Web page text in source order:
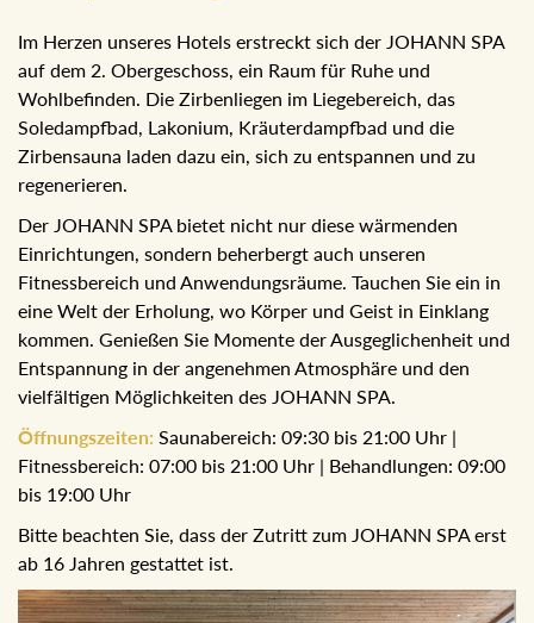
Im Herzen unseres Hotels erstreckt sich der JOHANN SPA
auf dem 2. Obergeschoss, ein Raum für Ruhe und
Wohlbefinden. Die Zirbenliegen im Liegebereich, das
Soledampfbad, Lakonium, Kräuterdampfbad und die
Zirbensauna laden dazu ein, sich zu entspannen und zu
regenerieren.
Der JOHANN SPA bietet nicht nur diese wärmenden
Einrichtungen, sondern beherbergt auch unseren
Fitnessbereich und Anwendungsräume. Tauchen Sie ein in
eine Welt der Erholung, wo Körper und Geist in Einklang
kommen. Genießen Sie Momente der Ausgeglichenheit und
Entspannung in der angenehmen Atmosphäre und den
vielfältigen Möglichkeiten des JOHANN SPA.
Öffnungszeiten: Saunabereich: 09:30 bis 21:00 Uhr |
Fitnessbereich: 07:00 bis 21:00 Uhr | Behandlungen: 09:00
bis 19:00 Uhr
Bitte beachten Sie, dass der Zutritt zum JOHANN SPA erst
ab 16 Jahren gestattet ist.